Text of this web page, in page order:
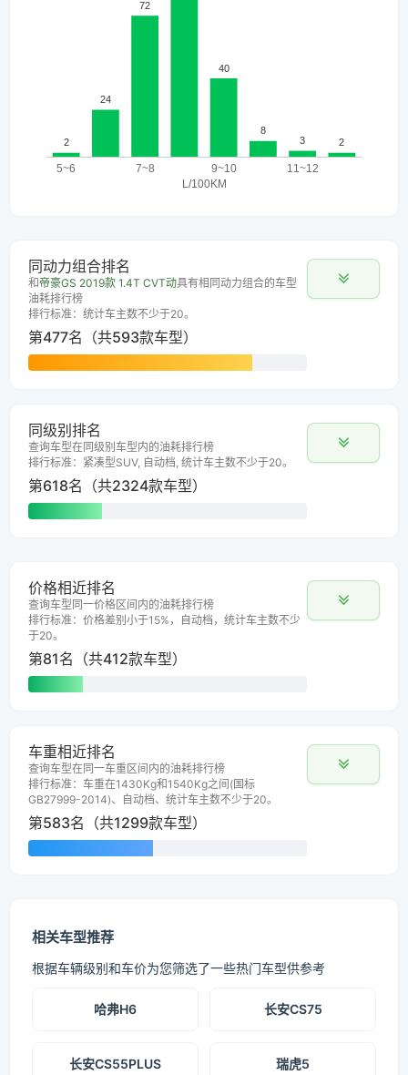
同动力组合排名
和 帝豪GS 2019款 1.4T CVT动具有相同动力组合的车型
油耗排行榜
排行标准：统计车主数不少于20。
第477名（共593款车型）
同级别排名
查询车型在同级别车型内的油耗排行榜
排行标准：紧凑型SUV, 自动档, 统计车主数不少于20。
第618名（共2324款车型）
价格相近排名
查询车型同一价格区间内的油耗排行榜
排行标准：价格差别小于15%，自动档，统计车主数不少
于20。
第81名（共412款车型）
车重相近排名
查询车型在同一车重区间内的油耗排行榜
排行标准：车重在1430Kg和1540Kg之间(国标
GB27999-2014)、自动档、统计车主数不少于20。
第583名（共1299款车型）
相关车型推荐
根据车辆级别和车价为您筛选了一些热门车型供参考
哈弗H6 长安CS75
长安CS55PLUS 瑞虎5